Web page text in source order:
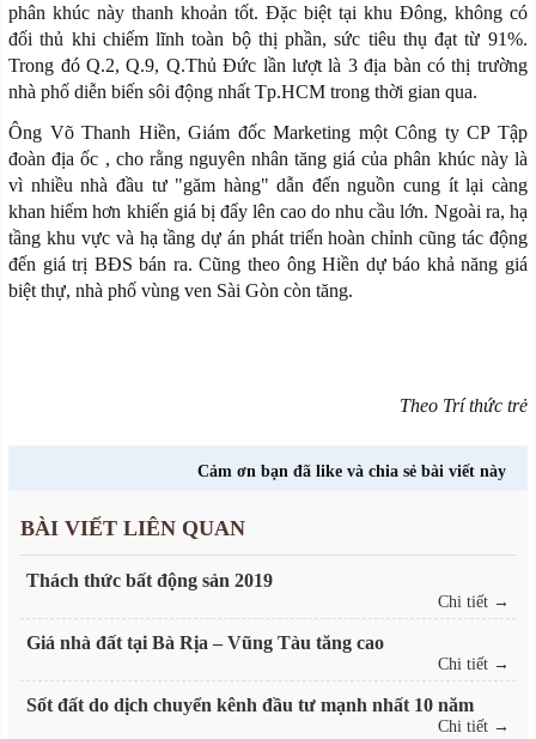
phân khúc này thanh khoản tốt. Đặc biệt tại khu Đông, không có
đối thủ khi chiếm lĩnh toàn bộ thị phần, sức tiêu thụ đạt từ 91%.
Trong đó Q.2, Q.9, Q.Thủ Đức lần lượt là 3 địa bàn có thị trường
nhà phố diễn biến sôi động nhất Tp.HCM trong thời gian qua.
Ông Võ Thanh Hiền, Giám đốc Marketing một Công ty CP Tập
đoàn địa ốc , cho rằng nguyên nhân tăng giá của phân khúc này là
vì nhiều nhà đầu tư "găm hàng" dẫn đến nguồn cung ít lại càng
khan hiếm hơn khiến giá bị đẩy lên cao do nhu cầu lớn. Ngoài ra, hạ
tầng khu vực và hạ tầng dự án phát triển hoàn chỉnh cũng tác động
đến giá trị BĐS bán ra. Cũng theo ông Hiền dự báo khả năng giá
biệt thự, nhà phố vùng ven Sài Gòn còn tăng.
Theo Trí thức trẻ
Cảm ơn bạn đã like và chia sẻ bài viết này
BÀI VIẾT LIÊN QUAN
Thách thức bất động sản 2019
Chi tiết →
Giá nhà đất tại Bà Rịa – Vũng Tàu tăng cao
Chi tiết →
Sốt đất do dịch chuyển kênh đầu tư mạnh nhất 10 năm
Chi tiết →